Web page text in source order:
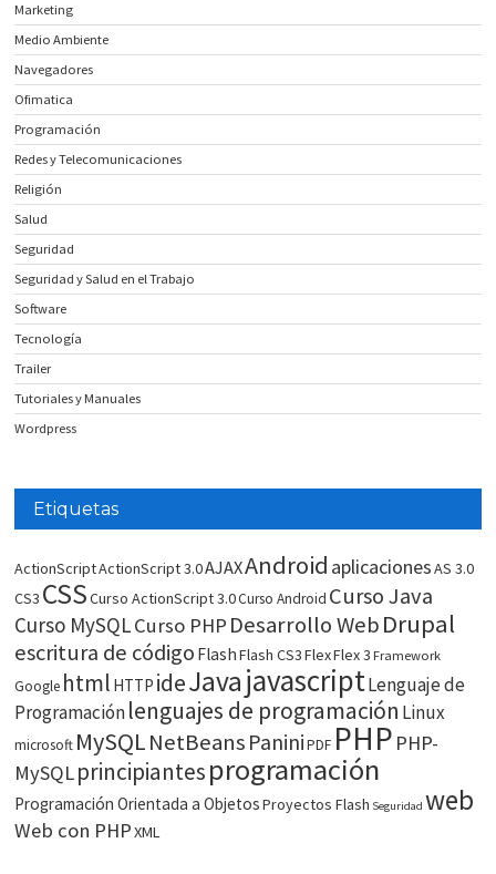
Marketing
Medio Ambiente
Navegadores
Ofimatica
Programación
Redes y Telecomunicaciones
Religión
Salud
Seguridad
Seguridad y Salud en el Trabajo
Software
Tecnología
Trailer
Tutoriales y Manuales
Wordpress
Etiquetas
ActionScriptActionScript 3.0AJAXAndroid aplicacionesAS 3.0
CS3 CSSCurso ActionScript 3.0Curso Android Curso Java
Curso MySQLCurso PHP Desarrollo WebDrupal
escritura de código FlashFlash CS3FlexFlex 3 Framework
Google html HTTP ideJavajavascriptLenguaje de
Programaciónlenguajes de programación Linux
microsoft MySQLNetBeans Panini PDF PHP PHP-
MySQLprincipiantesprogramación
Programación Orientada a ObjetosProyectos Flash Seguridad web
Web con PHPXML